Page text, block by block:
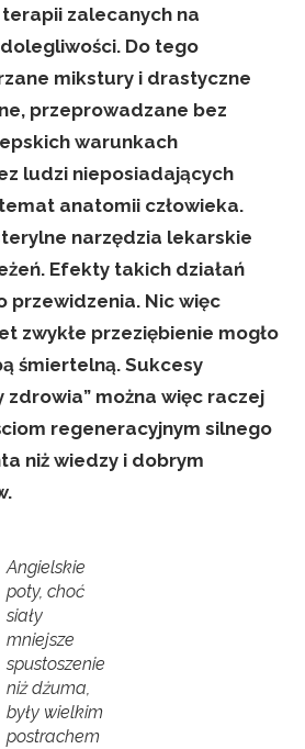
zalecanych na
Do tego
mikstury i drastyczne
przeprowadzane bez
warunkach
ludzi nieposiadających
anatomii człowieka.
narzędzia lekarskie
Efekty takich działań
przewidzenia. Nic więc
zwykłe przeziębienie mogło
śmiertelną. Sukcesy
zdrowia” można więc raczej
regeneracyjnym silnego
niż wiedzy i dobrym
Angielskie
poty, choć
siały
mniejsze
spustoszenie
niż dżuma,
były wielkim
postrachem